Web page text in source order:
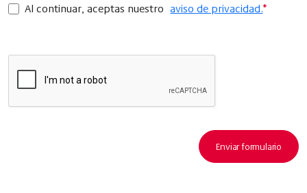
Al continuar, aceptas nuestro aviso de privacidad.*